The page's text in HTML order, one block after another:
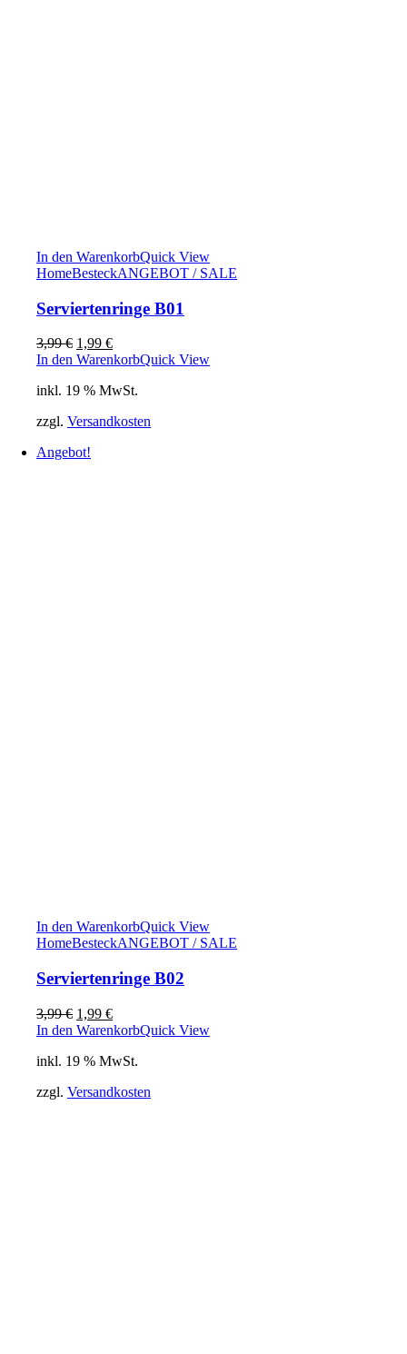
In den WarenkorbQuick View
HomeBesteckANGEBOT / SALE
Serviertenringe B01
3,99€ Ursprünglicher
Preis
3,99 €
1,99 €Aktueller
Preis
1,99 €.
In den WarenkorbQuick View
inkl. 19 % MwSt.
zzgl. Versandkosten
Angebot!
In den WarenkorbQuick View
HomeBesteckANGEBOT / SALE
Serviertenringe B02
3,99€ Ursprünglicher
Preis
3,99 €
1,99 €Aktueller
Preis
1,99 €.
In den WarenkorbQuick View
inkl. 19 % MwSt.
zzgl. Versandkosten